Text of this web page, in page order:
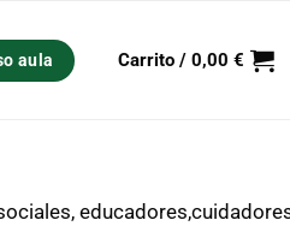
aula Carrito /0,00€